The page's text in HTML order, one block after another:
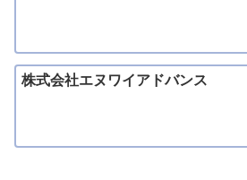
株式会社エヌワイアドバンス